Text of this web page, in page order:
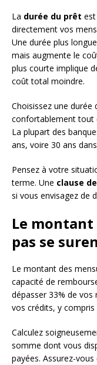
La durée du prêt
directement vos
Une durée plus
mais augmente le
plus courte implique
coût total moindre.
Choisissez une
confortablement tout
La plupart des
ans, voire 30 ans
Pensez à votre
terme. Une clause
si vous envisagez de
Le montant
pas se
Le montant des
capacité de
dépasser 33% de vos
vos crédits, y
Calculez
somme dont vous
payées. Assurez-